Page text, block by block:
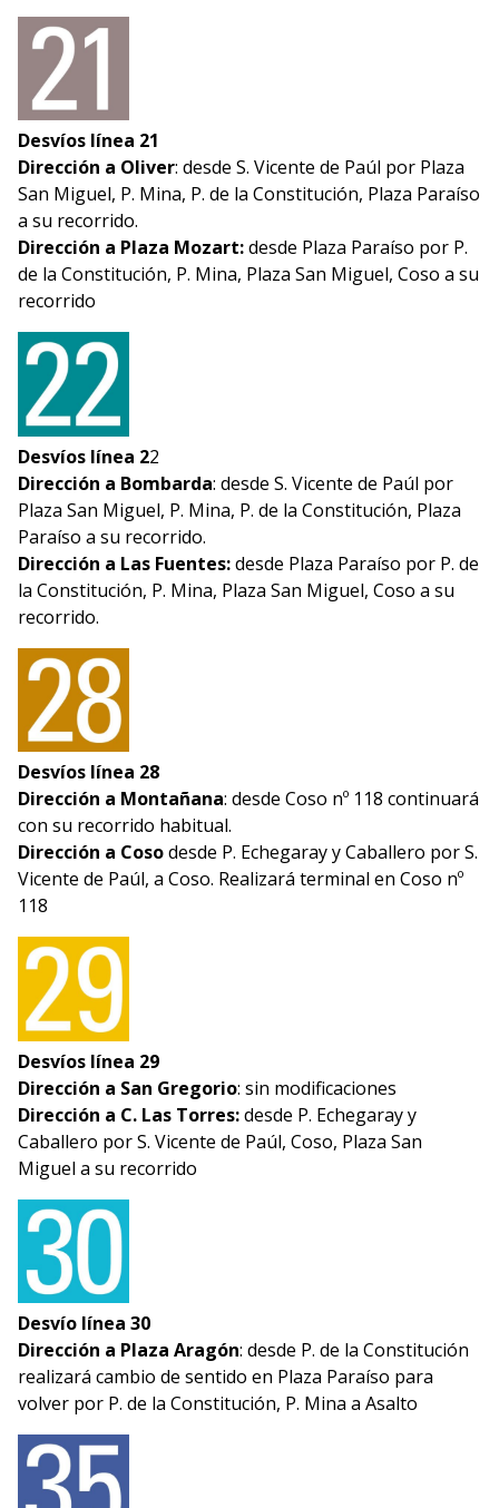
Desvíos línea 21
Dirección a Oliver: desde S. Vicente de Paúl por Plaza
San Miguel, P. Mina, P. de la Constitución, Plaza Paraíso
a su recorrido.
Dirección a Plaza Mozart:desde Plaza Paraíso por P.
de la Constitución, P. Mina, Plaza San Miguel, Coso a su
recorrido
Desvíos línea 22
Dirección a Bombarda: desde S. Vicente de Paúl por
Plaza San Miguel, P. Mina, P. de la Constitución, Plaza
Paraíso a su recorrido.
Dirección a Las Fuentes:desde Plaza Paraíso por P. de
la Constitución, P. Mina, Plaza San Miguel, Coso a su
recorrido.
Desvíos línea 28
Dirección a Montañana: desde Coso nº 118 continuará
con su recorrido habitual.
Dirección a Cosodesde P. Echegaray y Caballero por S.
Vicente de Paúl, a Coso. Realizará terminal en Coso nº
118
Desvíos línea 29
Dirección a San Gregorio: sin modificaciones
Dirección a C. Las Torres:desde P. Echegaray y
Caballero por S. Vicente de Paúl, Coso, Plaza San
Miguel a su recorrido
Desvío línea 30
Dirección a Plaza Aragón: desde P. de la Constitución
realizará cambio de sentido en Plaza Paraíso para
volver por P. de la Constitución, P. Mina a Asalto